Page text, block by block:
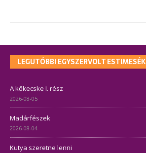
LEGUTÓBBI EGYSZERVOLT ESTIMESÉK
A kőkecske I. rész
2026-08-05
Madárfészek
2026-08-04
Kutya szeretne lenni